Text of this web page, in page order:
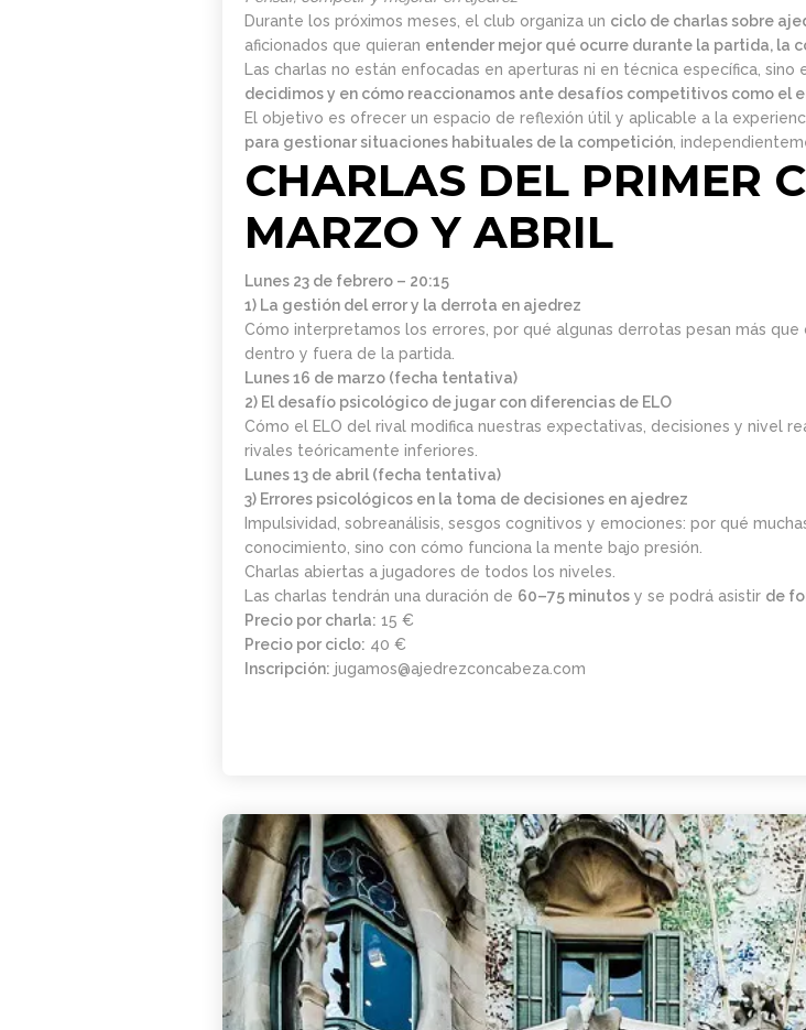
Durante los próximos meses, el club organiza un ciclo de charlas sobre
aficionados que quieran entender mejor qué ocurre durante la partida, la
Las charlas no están enfocadas en aperturas ni en técnica específica, sino
decidimos y en cómo reaccionamos ante desafíos competitivos como el
El objetivo es ofrecer un espacio de reflexión útil y aplicable a la
para gestionar situaciones habituales de la competición,
CHARLAS DEL PRIMER
MARZO Y ABRIL
Lunes 23 de febrero – 20:15
1) La gestión del error y la derrota en ajedrez
Cómo interpretamos los errores, por qué algunas derrotas pesan más
dentro y fuera de la partida.
Lunes 16 de marzo (fecha tentativa)
2) El desafío psicológico de jugar con diferencias de ELO
Cómo el ELO del rival modifica nuestras expectativas, decisiones y nivel
rivales teóricamente inferiores.
Lunes 13 de abril (fecha tentativa)
3) Errores psicológicos en la toma de decisiones en ajedrez
Impulsividad, sobreanálisis, sesgos cognitivos y emociones: por qué
conocimiento, sino con cómo funciona la mente bajo presión.
Charlas abiertas a jugadores de todos los niveles.
Las charlas tendrán una duración de 60–75 minutosy se podrá asistir de
Precio por charla: 15 €
Precio por ciclo: 40 €
Inscripción: jugamos@ajedrezconcabeza.com